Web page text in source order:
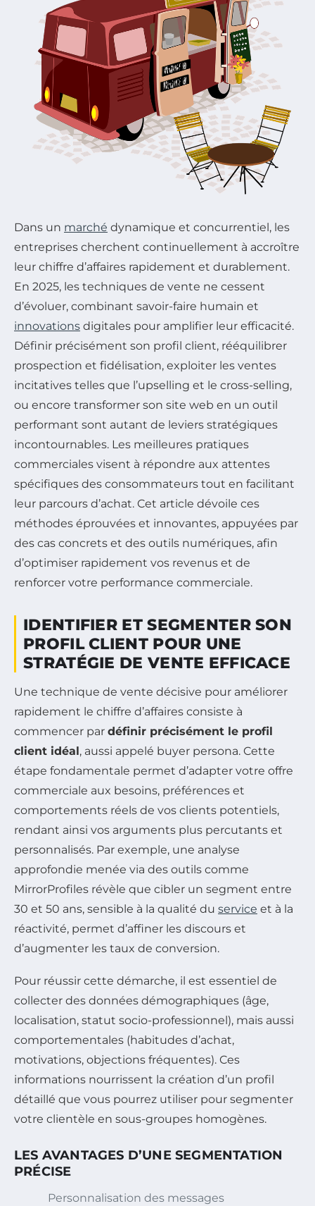
Dans un marché dynamique et concurrentiel, les
entreprises cherchent continuellement à accroître
leur chiffre d’affaires rapidement et durablement.
En 2025, les techniques de vente ne cessent
d’évoluer, combinant savoir-faire humain et
innovations digitales pour amplifier leur efficacité.
Définir précisément son profil client, rééquilibrer
prospection et fidélisation, exploiter les ventes
incitatives telles que l’upselling et le cross-selling,
ou encore transformer son site web en un outil
performant sont autant de leviers stratégiques
incontournables. Les meilleures pratiques
commerciales visent à répondre aux attentes
spécifiques des consommateurs tout en facilitant
leur parcours d’achat. Cet article dévoile ces
méthodes éprouvées et innovantes, appuyées par
des cas concrets et des outils numériques, afin
d’optimiser rapidement vos revenus et de
renforcer votre performance commerciale.
IDENTIFIER ET SEGMENTER SON
PROFIL CLIENT POUR UNE
STRATÉGIE DE VENTE EFFICACE
Une technique de vente décisive pour améliorer
rapidement le chiffre d’affaires consiste à
commencer par définir précisément le profil
client idéal, aussi appelé buyer persona. Cette
étape fondamentale permet d’adapter votre offre
commerciale aux besoins, préférences et
comportements réels de vos clients potentiels,
rendant ainsi vos arguments plus percutants et
personnalisés. Par exemple, une analyse
approfondie menée via des outils comme
MirrorProfiles révèle que cibler un segment entre
30 et 50 ans, sensible à la qualité du service et à la
réactivité, permet d’affiner les discours et
d’augmenter les taux de conversion.
Pour réussir cette démarche, il est essentiel de
collecter des données démographiques (âge,
localisation, statut socio-professionnel), mais aussi
comportementales (habitudes d’achat,
motivations, objections fréquentes). Ces
informations nourrissent la création d’un profil
détaillé que vous pourrez utiliser pour segmenter
votre clientèle en sous-groupes homogènes.
LES AVANTAGES D’UNE SEGMENTATION
PRÉCISE
Personnalisation des messages